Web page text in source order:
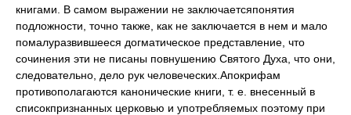
книгами. В самом выражении не заключаетсяпонятия
подложности, точно также, как не заключается в нем и мало
помалуразвившееся догматическое представление, что
сочинения эти не писаны повнушению Святого Духа, что они,
следовательно, дело рук человеческих.Апокрифам
противополагаются канонические книги, т. е. внесенный в
списокпризнанных церковью и употребляемых поэтому при